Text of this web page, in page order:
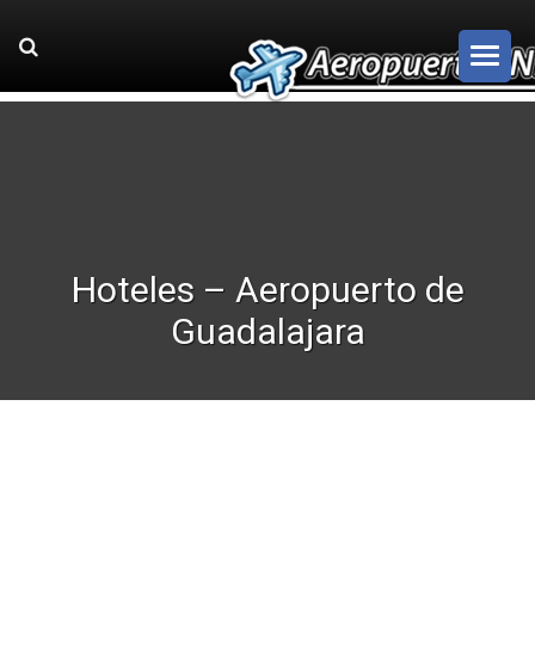
Hoteles – Aeropuerto de
Guadalajara